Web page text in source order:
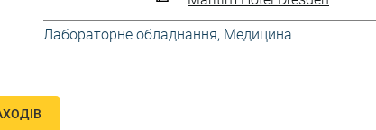
Лабораторне обладнання, Медицина